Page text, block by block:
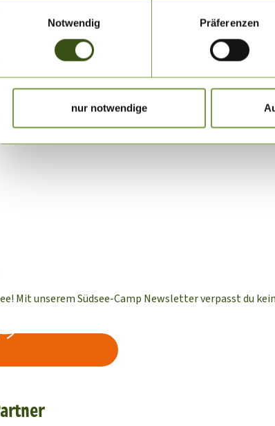
Notwendig
Präferenzen
nur notwendige
direkt vor Ort
Mit unserem Südsee-Camp Newsletter verpasst du